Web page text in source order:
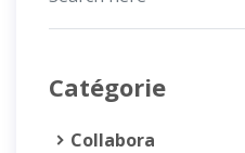
Catégorie
Collabora